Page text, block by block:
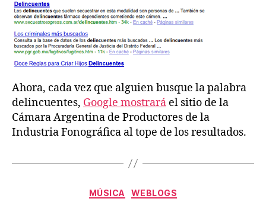
Ahora, cada vez que alguien busque la palabra
delincuentes, Google mostrará el sitio de la
Cámara Argentina de Productores de la
Industria Fonográfica al tope de los resultados.
Categorías
MÚSICA WEBLOGS